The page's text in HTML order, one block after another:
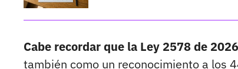
Cabe recordar que la Ley 2578 de
también como un reconocimiento a los